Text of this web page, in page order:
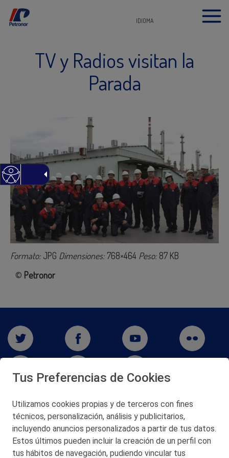
IDIOMA
TV y Radios visitan la
Parada
Formato: JPG Dimensiones: 768×464 Peso: 87 KB
© Petronor
San Martín 5-Edificio Muñatones,
48550 Muskiz (Bizkaia)
Telf. 946 357 000
© 2026 Petronor S.A.
Tus Preferencias de Cookies
Utilizamos cookies propias y de terceros con fines
técnicos, personalización, análisis y publicitarios,
incluyendo anuncios personalizados a partir de tus datos.
Estos últimos pueden incluir la creación de un perfil con
tus hábitos de navegación, pudiendo vincular tus